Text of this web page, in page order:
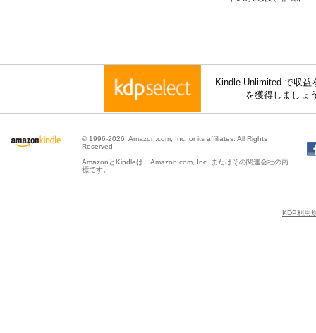
Kindle Unlimited で収
を獲得しましょ
© 1996-2026, Amazon.com, Inc. or its affiliates. All Rights
Reserved.
AmazonとKindleは、Amazon.com, Inc. またはその関連会社の商
標です。
KDP利用